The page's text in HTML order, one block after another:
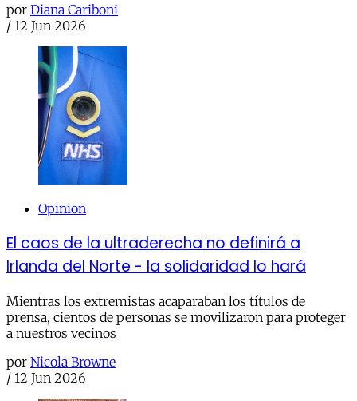
por Diana Cariboni
/ 12 Jun 2026
Opinion
El caos de la ultraderecha no definirá a
Irlanda del Norte - la solidaridad lo hará
Mientras los extremistas acaparaban los títulos de
prensa, cientos de personas se movilizaron para proteger
a nuestros vecinos
por Nicola Browne
/ 12 Jun 2026